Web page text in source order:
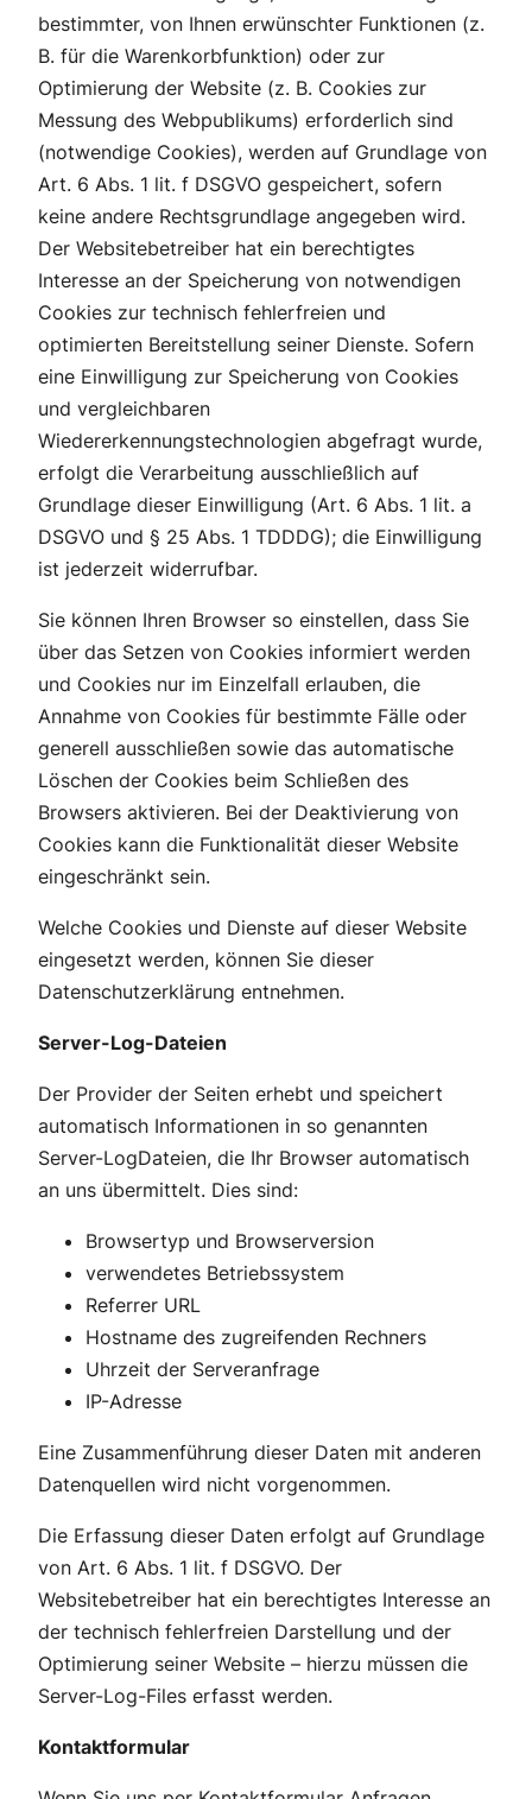
bestimmter, von Ihnen erwünschter Funktionen (z.
B. für die Warenkorbfunktion) oder zur
Optimierung der Website (z. B. Cookies zur
Messung des Webpublikums) erforderlich sind
(notwendige Cookies), werden auf Grundlage von
Art. 6 Abs. 1 lit. f DSGVO gespeichert, sofern
keine andere Rechtsgrundlage angegeben wird.
Der Websitebetreiber hat ein berechtigtes
Interesse an der Speicherung von notwendigen
Cookies zur technisch fehlerfreien und
optimierten Bereitstellung seiner Dienste. Sofern
eine Einwilligung zur Speicherung von Cookies
und vergleichbaren
Wiedererkennungstechnologien abgefragt wurde,
erfolgt die Verarbeitung ausschließlich auf
Grundlage dieser Einwilligung (Art. 6 Abs. 1 lit. a
DSGVO und § 25 Abs. 1 TDDDG); die Einwilligung
ist jederzeit widerrufbar.
Sie können Ihren Browser so einstellen, dass Sie
über das Setzen von Cookies informiert werden
und Cookies nur im Einzelfall erlauben, die
Annahme von Cookies für bestimmte Fälle oder
generell ausschließen sowie das automatische
Löschen der Cookies beim Schließen des
Browsers aktivieren. Bei der Deaktivierung von
Cookies kann die Funktionalität dieser Website
eingeschränkt sein.
Welche Cookies und Dienste auf dieser Website
eingesetzt werden, können Sie dieser
Datenschutzerklärung entnehmen.
Server-Log-Dateien
Der Provider der Seiten erhebt und speichert
automatisch Informationen in so genannten
Server-LogDateien, die Ihr Browser automatisch
an uns übermittelt. Dies sind:
Browsertyp und Browserversion
verwendetes Betriebssystem
Referrer URL
Hostname des zugreifenden Rechners
Uhrzeit der Serveranfrage
IP-Adresse
Eine Zusammenführung dieser Daten mit anderen
Datenquellen wird nicht vorgenommen.
Die Erfassung dieser Daten erfolgt auf Grundlage
von Art. 6 Abs. 1 lit. f DSGVO. Der
Websitebetreiber hat ein berechtigtes Interesse an
der technisch fehlerfreien Darstellung und der
Optimierung seiner Website – hierzu müssen die
Server-Log-Files erfasst werden.
Kontaktformular